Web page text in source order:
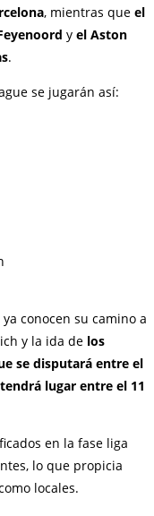
, mientras que el
y el Aston
.
se jugarán así:
conocen su camino a
y la ida de los
se disputará entre el
lugar entre el 11
en la fase liga
lo que propicia
locales.